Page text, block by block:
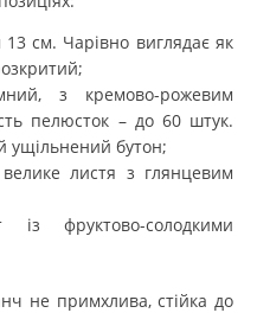
13 см. Чарівно виглядає як
з кремово-рожевим
пелюсток – до 60 штук.
ущільнений бутон;
листя з глянцевим
із фруктово-солодкими
не примхлива, стійка до